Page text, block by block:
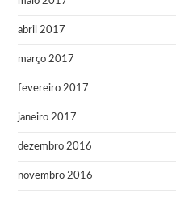
abril 2017
março 2017
fevereiro 2017
janeiro 2017
dezembro 2016
novembro 2016